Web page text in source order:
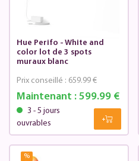
Hue Perifo - White and
color lot de 3 spots
muraux blanc
Maintenant :599.99 €
Prix conseillé : 659.99 €
3 - 5 jours
ouvrables
%